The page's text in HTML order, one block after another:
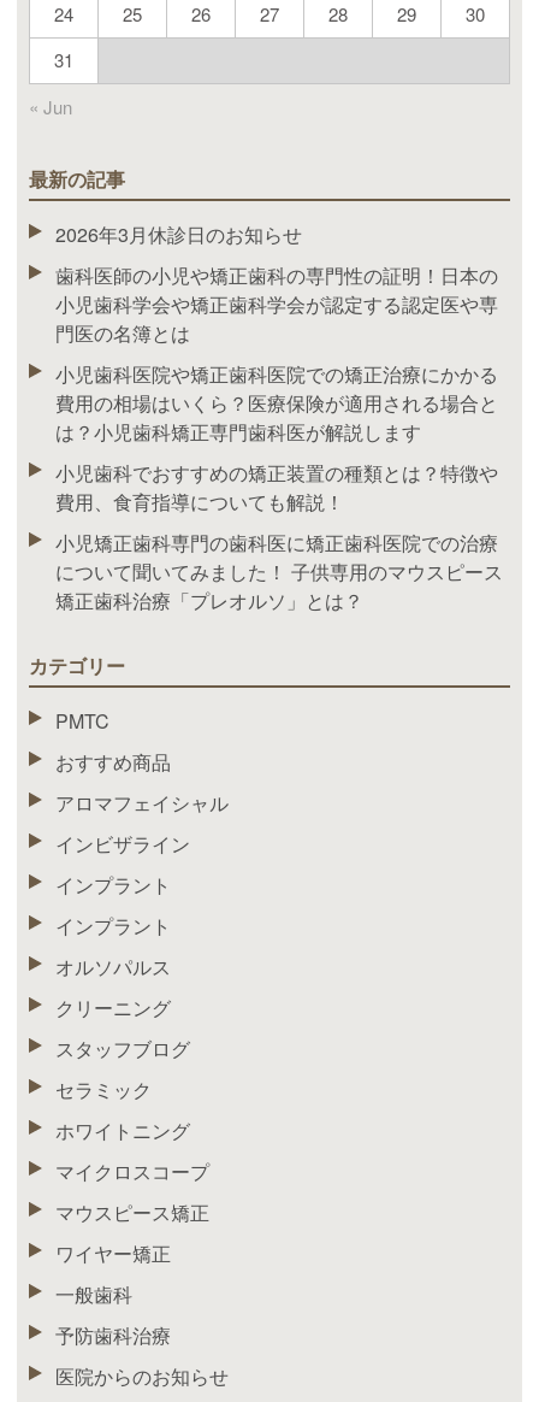
« Jun
24
25 26 27 28 29
30
31
最新の記事
2026年3月休診日のお知らせ
歯科医師の小児や矯正歯科の専門性の証明！日本の
小児歯科学会や矯正歯科学会が認定する認定医や専
門医の名簿とは
小児歯科医院や矯正歯科医院での矯正治療にかかる
費用の相場はいくら？医療保険が適用される場合と
は？小児歯科矯正専門歯科医が解説します
小児歯科でおすすめの矯正装置の種類とは？特徴や
費用、食育指導についても解説！
小児矯正歯科専門の歯科医に矯正歯科医院での治療
について聞いてみました！ 子供専用のマウスピース
矯正歯科治療「プレオルソ」とは？
カテゴリー
PMTC
おすすめ商品
アロマフェイシャル
インビザライン
インプラント
インプラント
オルソパルス
クリーニング
スタッフブログ
セラミック
ホワイトニング
マイクロスコープ
マウスピース矯正
ワイヤー矯正
一般歯科
予防歯科治療
医院からのお知らせ